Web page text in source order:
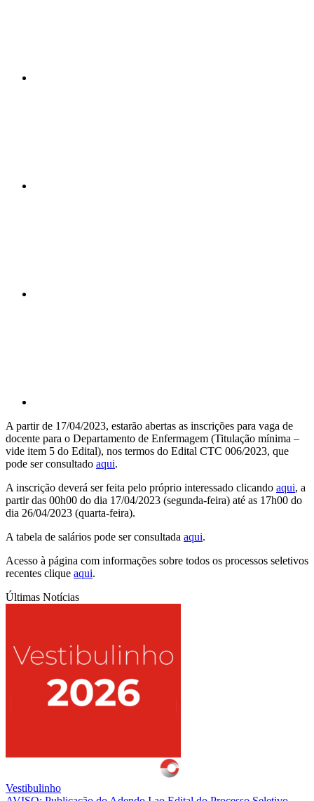
A partir de 17/04/2023, estarão abertas as inscrições para vaga de
docente para o Departamento de Enfermagem (Titulação mínima –
vide item 5 do Edital), nos termos do Edital CTC 006/2023, que
pode ser consultado aqui.
A inscrição deverá ser feita pelo próprio interessado clicando aqui, a
partir das 00h00 do dia 17/04/2023 (segunda-feira) até as 17h00 do
dia 26/04/2023 (quarta-feira).
A tabela de salários pode ser consultada aqui.
Acesso à página com informações sobre todos os processos seletivos
recentes clique aqui.
Últimas Notícias
Vestibulinho